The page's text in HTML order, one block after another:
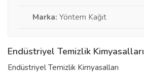
Marka: Yöntem Kağıt
Endüstriyel Temizlik Kimyasalları
Endüstriyel Temizlik Kimyasalları